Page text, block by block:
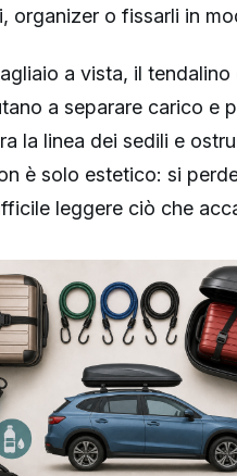
organizer o fissarli in
a vista, il tendalino
a separare carico e
la linea dei sedili e
è solo estetico: si
leggere ciò che